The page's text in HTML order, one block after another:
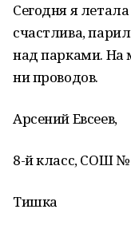
Сегодня я
счастлива,
над парками. На
ни проводов.
Арсений Евсеев,
8-й класс, СОШ №
Тишка